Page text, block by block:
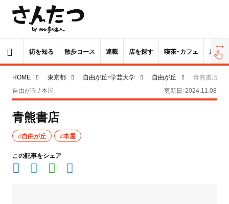
街を知る 散歩コース 連載 店を探す 喫茶・カフェ 居酒屋
HOME 東京都 自由が丘・学芸大学 自由が丘
青熊書店
自由が丘 / 本屋
更新日：2024.11.08
青熊書店
#自由が丘 #本屋
この記事をシェア